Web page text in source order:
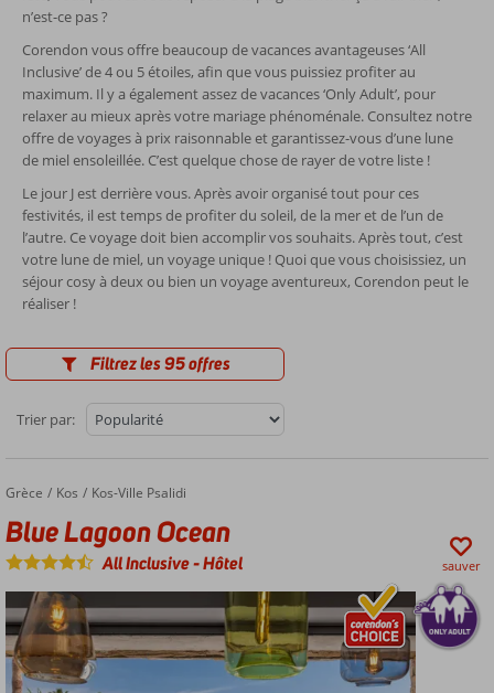
n’est-ce pas ?
Corendon vous offre beaucoup de vacances avantageuses ‘All
Inclusive’ de 4 ou 5 étoiles, afin que vous puissiez profiter au
maximum. Il y a également assez de vacances ‘Only Adult’, pour
relaxer au mieux après votre mariage phénoménale. Consultez notre
offre de voyages à prix raisonnable et garantissez-vous d’une lune
de miel ensoleillée. C’est quelque chose de rayer de votre liste !
Le jour J est derrière vous. Après avoir organisé tout pour ces
festivités, il est temps de profiter du soleil, de la mer et de l’un de
l’autre. Ce voyage doit bien accomplir vos souhaits. Après tout, c’est
votre lune de miel, un voyage unique ! Quoi que vous choisissiez, un
séjour cosy à deux ou bien un voyage aventureux, Corendon peut le
réaliser !
Filtrez les 95 offres
Trier par:
Accueil
Grèce Kos Kos-Ville Psalidi
Blue Lagoon Ocean
Blue Lagoon Ocean
All Inclusive-Hôtel sauver